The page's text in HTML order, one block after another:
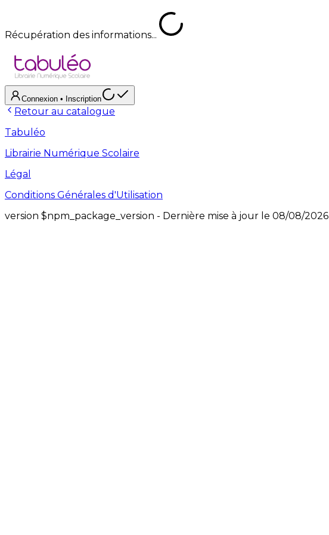
Récupération des informations...
Connexion • Inscription
Retour au catalogue
Tabuléo
Librairie Numérique Scolaire
Légal
Conditions Générales d'Utilisation
version $npm_package_version - Dernière mise à jour le 08/08/2026